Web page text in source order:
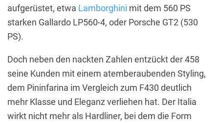
aufgerüstet, etwa Lamborghini mit dem 560 PS
starken Gallardo LP560-4, oder Porsche GT2 (530
PS).
Doch neben den nackten Zahlen entzückt der 458
seine Kunden mit einem atemberaubenden Styling,
dem Pininfarina im Vergleich zum F430 deutlich
mehr Klasse und Eleganz verliehen hat. Der Italia
wirkt nicht mehr als Hardliner, bei dem die Form